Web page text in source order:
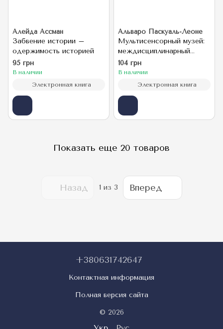
Алейда Ассман
Забвение истории –
одержимость историей
95 грн
В наличии
Электронная книга
Альваро Паскуаль-Леоне
Мультисенсорный музей:
междисциплинарный
взгляд на осязание, звук,
запах, память и
пространство
104 грн
В наличии
Электронная книга
Показать еще 20 товаров
Назад 1 из 3 Вперед
+380631742647
Контактная информация
Полная версия сайта
© 2026